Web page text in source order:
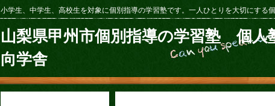
小学生、中学生、高校生を対象に個別指導の学習塾です。一人ひとりを大切にする
山梨県甲州市個別指導の学習塾 個人
向学舎